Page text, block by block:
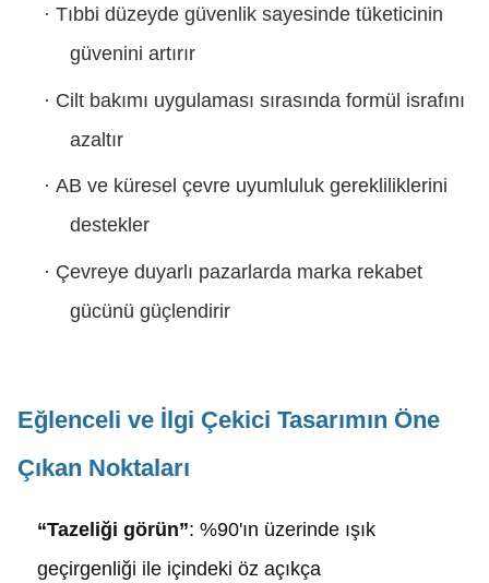
· Tıbbi düzeyde güvenlik sayesinde tüketicinin
güvenini artırır
· Cilt bakımı uygulaması sırasında formül israfını
azaltır
· AB ve küresel çevre uyumluluk gerekliliklerini
destekler
· Çevreye duyarlı pazarlarda marka rekabet
gücünü güçlendirir
Eğlenceli ve İlgi Çekici Tasarımın Öne
Çıkan Noktaları
“Tazeliği görün”: %90'ın üzerinde ışık
geçirgenliği ile içindeki öz açıkça